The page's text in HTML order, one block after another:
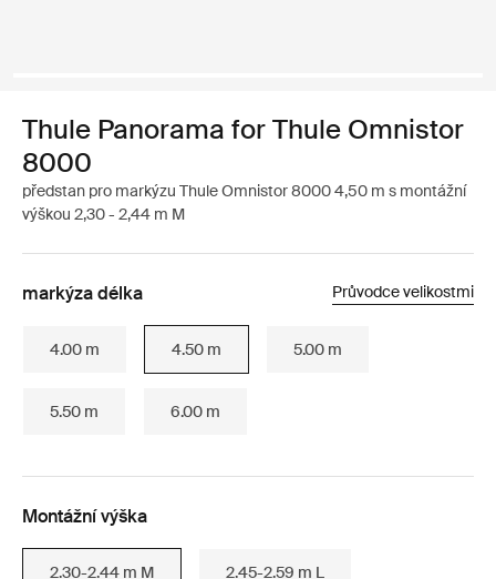
Thule Panorama for Thule Omnistor
8000
předstan pro markýzu Thule Omnistor 8000 4,50 m s montážní
výškou 2,30 - 2,44 m M
markýza délka Průvodce velikostmi
4.00 m 4.50 m 5.00 m
5.50 m 6.00 m
Montážní výška
2.30-2.44 m M 2.45-2.59 m L